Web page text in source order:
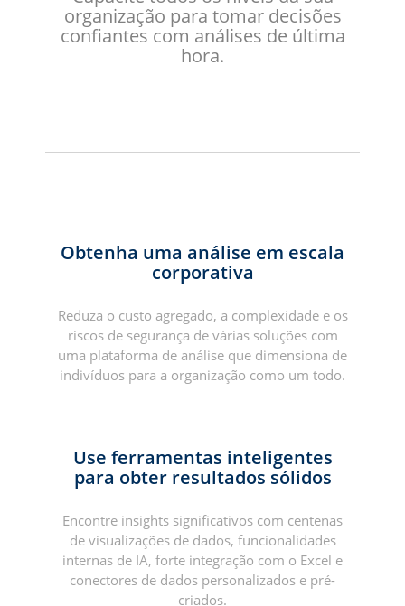
organização para tomar decisões
confiantes com análises de última
hora.
Obtenha uma análise em escala
corporativa
Reduza o custo agregado, a complexidade e os
riscos de segurança de várias soluções com
uma plataforma de análise que dimensiona de
indivíduos para a organização como um todo.
Use ferramentas inteligentes
para obter resultados sólidos
Encontre insights significativos com centenas
de visualizações de dados, funcionalidades
internas de IA, forte integração com o Excel e
conectores de dados personalizados e pré-
criados.